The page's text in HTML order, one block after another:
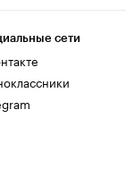
сети